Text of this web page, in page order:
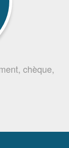
chèque,